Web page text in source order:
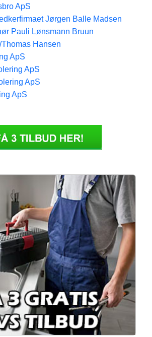
ApS
Jørgen Balle Madsen
Pauli Lønsmann Bruun
Hansen
ApS
ApS
ApS
ApS